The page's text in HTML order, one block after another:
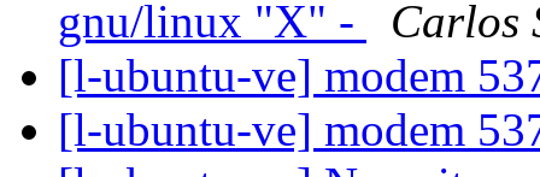
gnu/linux "X" -
Carlos
[l-ubuntu-ve] modem
[l-ubuntu-ve] modem